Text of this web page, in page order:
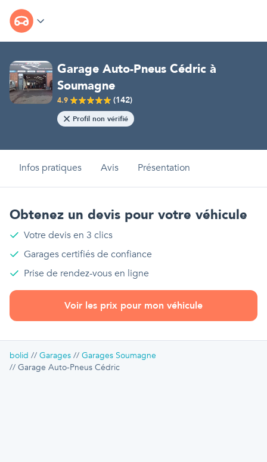
Garage Auto-Pneus Cédric à
Soumagne
4.9 (142)
Profil non vérifié
Infos pratiques Avis Présentation
Obtenez un devis pour votre véhicule
Votre devis en 3 clics
Garages certifiés de confiance
Prise de rendez-vous en ligne
Voir les prix pour mon véhicule
bolid Garages
Garages Soumagne
Garage Auto-Pneus Cédric